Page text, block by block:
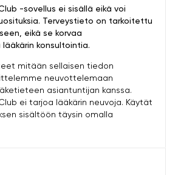
-sovellus ei sisällä eikä voi
Terveystieto on tarkoitettu
eikä se korvaa
konsultointia.
mitään sellaisen tiedon
neuvottelemaan
asiantuntijan kanssa.
ei tarjoa lääkärin neuvoja. Käytät
sisältöön täysin omalla